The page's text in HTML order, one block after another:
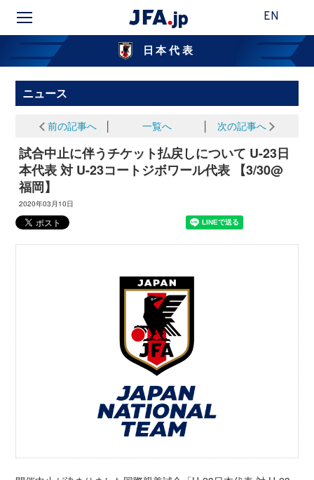
EN
日本代表
ニュース
前の記事へ 一覧へ 次の記事へ
試合中止に伴うチケット払戻しについて U-23日
本代表 対 U-23コートジボワール代表 【3/30@
福岡】
2020年03月10日